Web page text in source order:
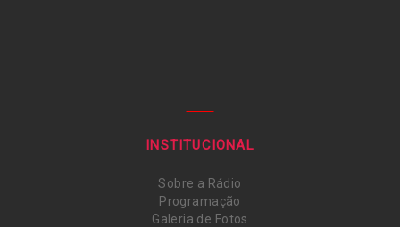
INSTITUCIONAL
Sobre a Rádio
Programação
Galeria de Fotos